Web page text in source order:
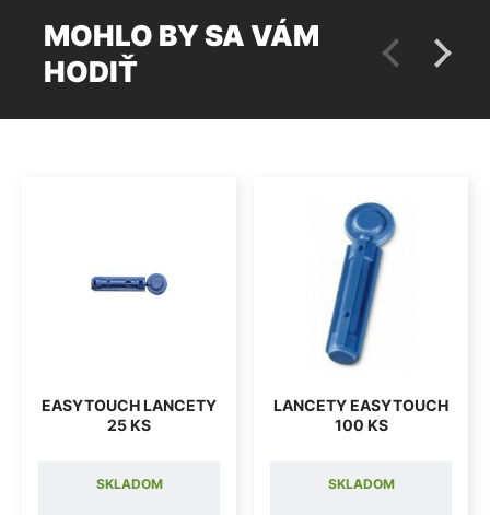
MOHLO BY SA VÁM
HODIŤ
EASYTOUCH LANCETY
25 KS
SKLADOM
LANCETY EASYTOUCH
100 KS
SKLADOM